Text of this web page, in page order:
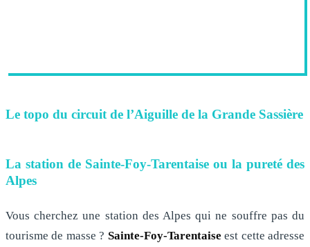
Le topo du circuit de l’Aiguille de la Grande Sassière
La station de Sainte-Foy-Tarentaise ou la pureté des
Alpes
Vous cherchez une station des Alpes qui ne souffre pas du
tourisme de masse ? Sainte-Foy-Tarentaise est cette adresse